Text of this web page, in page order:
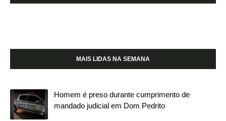
MAIS LIDAS NA SEMANA
Homem é preso durante cumprimento de
mandado judicial em Dom Pedrito